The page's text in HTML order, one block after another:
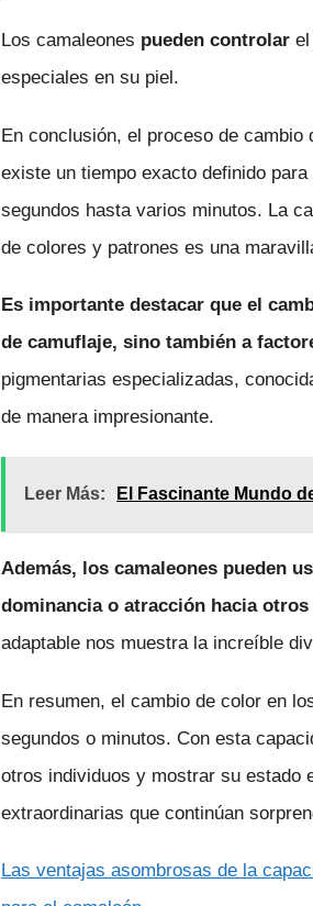
Los camaleones pueden controlar
especiales en su piel.
En conclusión, el proceso de cambio
existe un tiempo exacto definido
segundos hasta varios minutos. La
de colores y patrones es una
Es importante destacar que el
de camuflaje, sino también a
pigmentarias especializadas,
de manera impresionante.
Leer Más: El Fascinante Mundo
Además, los camaleones pueden
dominancia o atracción hacia
adaptable nos muestra la increíble
En resumen, el cambio de color en
segundos o minutos. Con esta
otros individuos y mostrar su estado
extraordinarias que continúan
Las ventajas asombrosas de la